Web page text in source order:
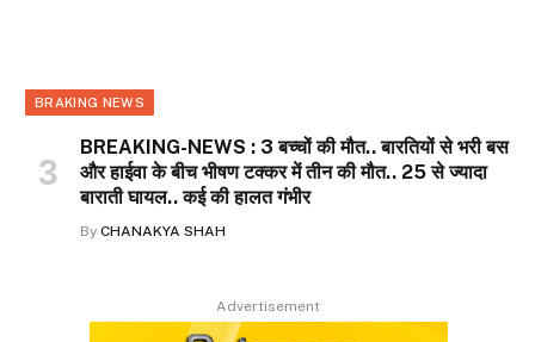
BRAKING NEWS
BREAKING-NEWS : 3 बच्चों की मौत.. बारतियों से भरी बस
और हाईवा के बीच भीषण टक्कर में तीन की मौत.. 25 से ज्यादा
बाराती घायल.. कई की हालत गंभीर
By CHANAKYA SHAH
Advertisement